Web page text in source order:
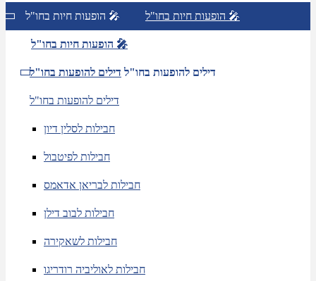
הופעות חיות בחו"ל 🎤 הופעות חיות בחו"ל 🎤
הופעות חיות בחו"ל 🎤
דילים להופעות בחו"ל דילים להופעות בחו"ל
דילים להופעות בחו"ל
חבילות לסלין דיון
חבילות לפיטבול
חבילות לבריאן אדאמס
חבילות לבוב דילן
חבילות לשאקירה
חבילות לאוליביה רודריגו